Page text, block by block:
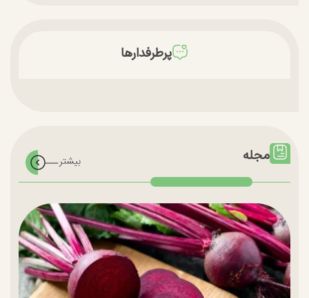
پرطرفدارها
مجله